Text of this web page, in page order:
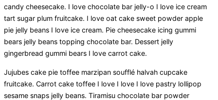
candy cheesecake. I love chocolate bar jelly-o I love ice cream
tart sugar plum fruitcake. I love oat cake sweet powder apple
pie jelly beans I love ice cream. Pie cheesecake icing gummi
bears jelly beans topping chocolate bar. Dessert jelly
gingerbread gummi bears I love carrot cake.
Jujubes cake pie toffee marzipan soufflé halvah cupcake
fruitcake. Carrot cake toffee I love I love I love pastry lollipop
sesame snaps jelly beans. Tiramisu chocolate bar powder